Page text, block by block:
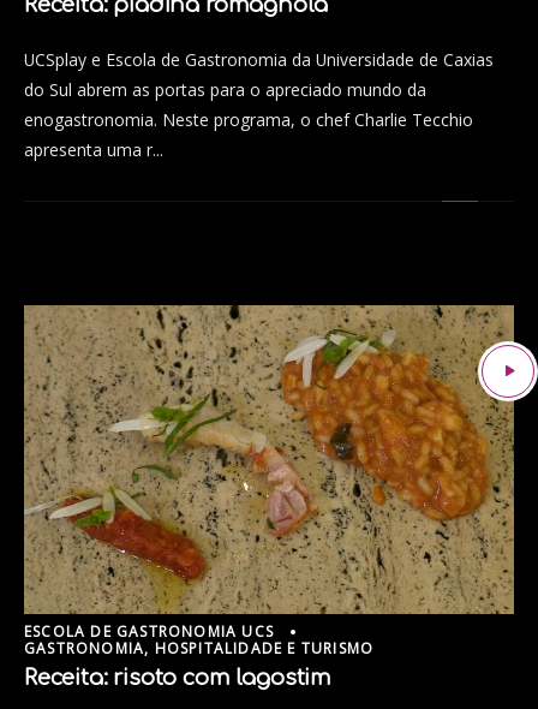
UCSplay e Escola de Gastronomia da Universidade de Caxias
do Sul abrem as portas para o apreciado mundo da
enogastronomia. Neste programa, o chef Charlie Tecchio
apresenta uma r...
ESCOLA DE GASTRONOMIA UCS
GASTRONOMIA, HOSPITALIDADE E TURISMO
Receita: risoto com lagostim